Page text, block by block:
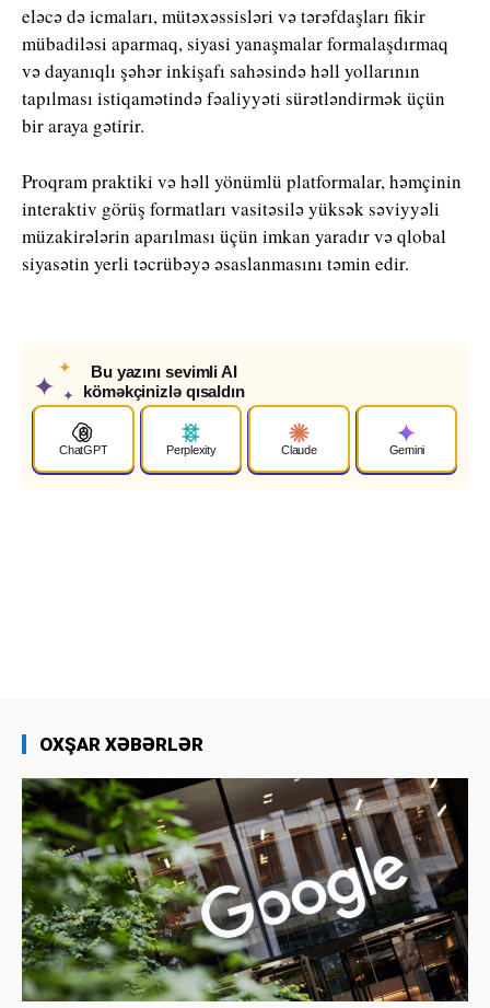
eləcə də icmaları, mütəxəssisləri və tərəfdaşları fikir
mübadiləsi aparmaq, siyasi yanaşmalar formalaşdırmaq
və dayanıqlı şəhər inkişafı sahəsində həll yollarının
tapılması istiqamətində fəaliyyəti sürətləndirmək üçün
bir araya gətirir.
Proqram praktiki və həll yönümlü platformalar, həmçinin
interaktiv görüş formatları vasitəsilə yüksək səviyyəli
müzakirələrin aparılması üçün imkan yaradır və qlobal
siyasətin yerli təcrübəyə əsaslanmasını təmin edir.
✦
✦
✦
Bu yazını sevimli AI
köməkçinizlə qısaldın
ChatGPT Perplexity Claude Gemini
OXŞAR XƏBƏRLƏR